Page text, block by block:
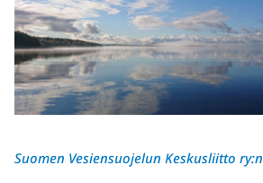
Suomen Vesiensuojelun Keskusliitto ry:n